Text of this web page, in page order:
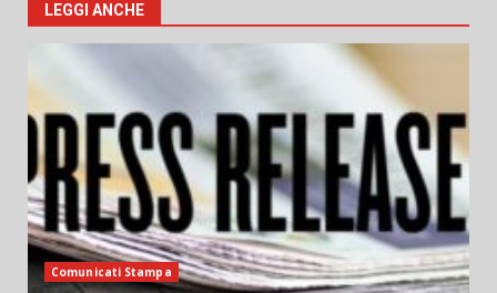
LEGGI ANCHE
Comunicati Stampa